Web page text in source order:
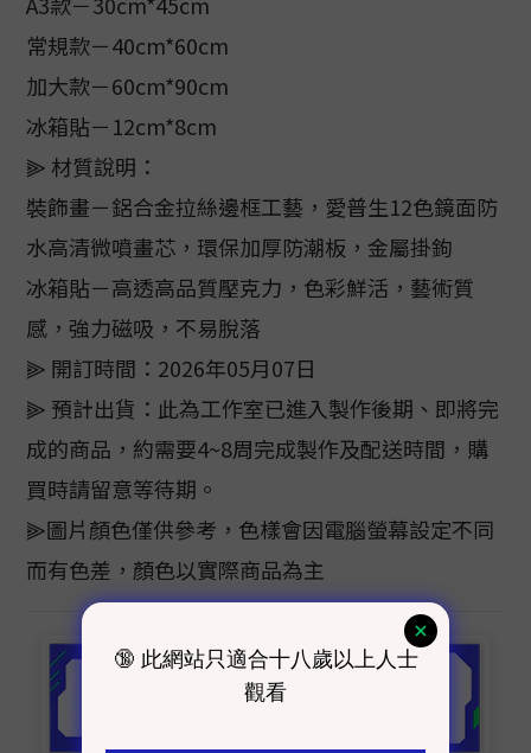
常規款－40cm*60cm
加大款－60cm*90cm
冰箱貼－12cm*8cm
⫸ 材質說明：
裝飾畫－鋁合金拉絲邊框工藝，愛普生12色鏡面防
水高清微噴畫芯，環保加厚防潮板，金屬掛鉤
冰箱貼－高透高品質壓克力，色彩鮮活，藝術質
感，強力磁吸，不易脫落
⫸ 開訂時間：2026年05月07日
⫸ 預計出貨：此為工作室已進入製作後期、即將完
成的商品，約需要4~8周完成製作及配送時間，購
買時請留意等待期。
⫸圖片顏色僅供參考，色樣會因電腦螢幕設定不同
而有色差，顏色以實際商品為主